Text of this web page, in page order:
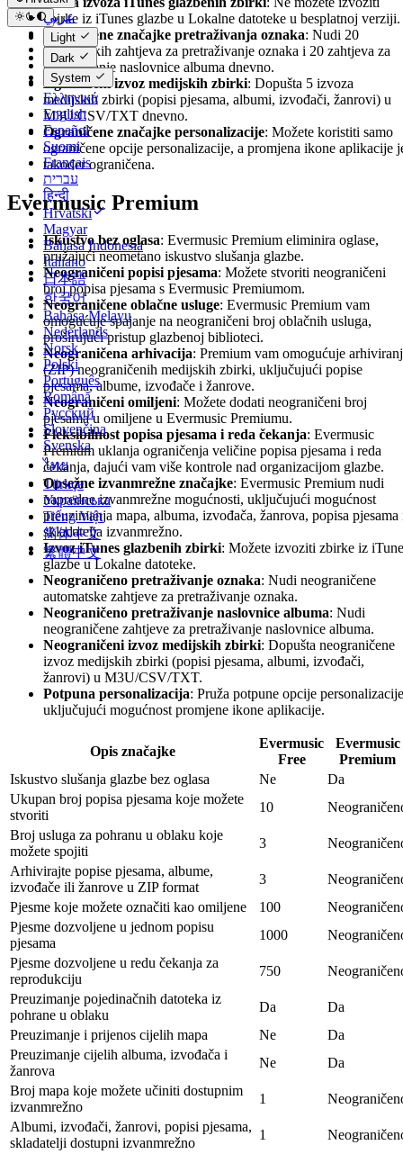
عربي
Català
Čeština
Dansk
Deutsch
Ελληνικά
English
Español
Suomi
Français
עברית
हिन्दी
Hrvatski
Magyar
Bahasa Indonesia
Italiano
日本語
한국어
Bahasa Melayu
Nederlands
Norsk
Polski
Português
Română
Русский
Slovenčina
Svenska
ไทย
Türkçe
Українська
Tiếng Việt
简体中文
繁體中文
Light
Dark
System
zbirke iz iTunes glazbe u Lokalne datoteke u besplatnoj verziji.
Ograničene značajke pretraživanja oznaka: Nudi 20
automatskih zahtjeva za pretraživanje oznaka i 20 zahtjeva za
pretraživanje naslovnice albuma dnevno.
Ograničeni izvoz medijskih zbirki: Dopušta 5 izvoza
medijskih zbirki (popisi pjesama, albumi, izvođači, žanrovi) u
M3U/CSV/TXT dnevno.
Ograničene značajke personalizacije: Možete koristiti samo
ograničene opcije personalizacije, a promjena ikone aplikacije
također ograničena.
Evermusic Premium
Iskustvo bez oglasa: Evermusic Premium eliminira oglase,
pružajući neometano iskustvo slušanja glazbe.
Neograničeni popisi pjesama: Možete stvoriti neograničeni
broj popisa pjesama s Evermusic Premiumom.
Neograničene oblačne usluge: Evermusic Premium vam
omogućuje spajanje na neograničeni broj oblačnih usluga,
proširujući pristup glazbenoj biblioteci.
Neograničena arhivacija: Premium vam omogućuje
(ZIP) neograničenih medijskih zbirki, uključujući popise
pjesama, albume, izvođače i žanrove.
Neograničeni omiljeni: Možete dodati neograničeni broj
pjesama u omiljene u Evermusic Premiumu.
Fleksibilnost popisa pjesama i reda čekanja: Evermusic
Premium uklanja ograničenja veličine popisa pjesama i reda
čekanja, dajući vam više kontrole nad organizacijom glazbe.
Opsežne izvanmrežne značajke: Evermusic Premium nudi
napredne izvanmrežne mogućnosti, uključujući mogućnost
preuzimanja mapa, albuma, izvođača, žanrova, popisa pjesama
skladatelja izvanmrežno.
Izvoz iTunes glazbenih zbirki: Možete izvoziti zbirke iz
glazbe u Lokalne datoteke.
Neograničeno pretraživanje oznaka: Nudi neograničene
automatske zahtjeve za pretraživanje oznaka.
Neograničeno pretraživanje naslovnice albuma: Nudi
neograničene zahtjeve za pretraživanje naslovnice albuma.
Neograničeni izvoz medijskih zbirki: Dopušta neograničene
izvoz medijskih zbirki (popisi pjesama, albumi, izvođači,
žanrovi) u M3U/CSV/TXT.
Potpuna personalizacija: Pruža potpune opcije
uključujući mogućnost promjene ikone aplikacije.
Opis značajke
Evermusic
Free
Evermusic
Premium
Iskustvo slušanja glazbe bez oglasa
Ne
Da
Ukupan broj popisa pjesama koje možete
stvoriti
10
Broj usluga za pohranu u oblaku koje
možete spojiti
3
Arhivirajte popise pjesama, albume,
izvođače ili žanrove u ZIP format
3
Pjesme koje možete označiti kao omiljene
100
Pjesme dozvoljene u jednom popisu
pjesama
1000
Pjesme dozvoljene u redu čekanja za
reprodukciju
750
Preuzimanje pojedinačnih datoteka iz
pohrane u oblaku
Da
Da
Preuzimanje i prijenos cijelih mapa
Ne
Da
Preuzimanje cijelih albuma, izvođača i
žanrova
Ne
Da
Broj mapa koje možete učiniti dostupnim
izvanmrežno
1
Albumi, izvođači, žanrovi, popisi pjesama,
skladatelji dostupni izvanmrežno
1